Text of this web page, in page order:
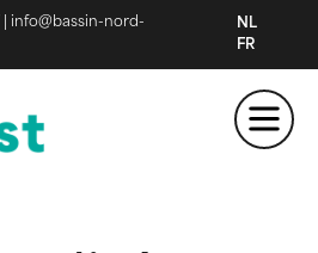
info@bassin-nord-
NL
FR